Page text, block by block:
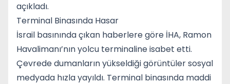
açıkladı.
Terminal Binasında Hasar
İsrail basınında çıkan haberlere göre İHA, Ramon
Havalimanı’nın yolcu terminaline isabet etti.
Çevrede dumanların yükseldiği görüntüler sosyal
medyada hızla yayıldı. Terminal binasında maddi